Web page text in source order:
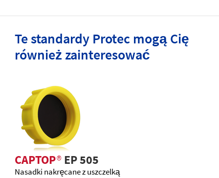
Te standardy Protec mogą Cię
również zainteresować
CAPTOP®EP 505
Nasadki nakręcane z uszczelką